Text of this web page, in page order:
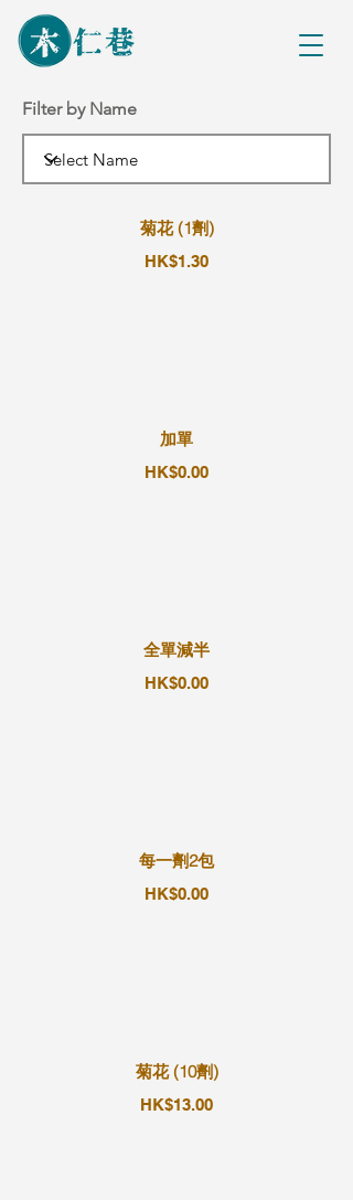
Filter by Name
菊花 (1劑)
HK$1.30
加單
HK$0.00
全單減半
HK$0.00
每一劑2包
HK$0.00
菊花 (10劑)
HK$13.00